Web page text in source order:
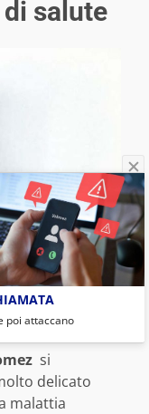
salute
la
si
delicato
malattia
poi attaccano